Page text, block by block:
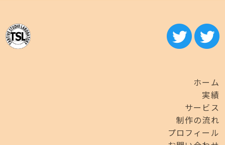
ホーム
実績
サービス
制作の流れ
プロフィール